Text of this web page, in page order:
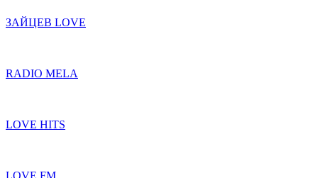
ЗАЙЦЕВ LOVE
RADIO MELA
LOVE HITS
LOVE FM